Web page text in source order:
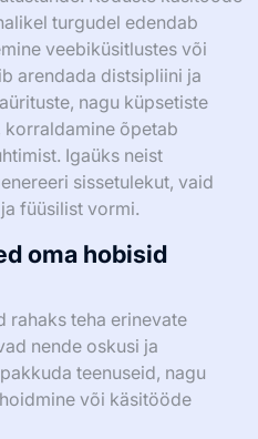
turgudel edendab
veebiküsitlustes või
arendada distsipliini ja
nagu küpsetiste
korraldamine õpetab
Igaüks neist
sissetulekut, vaid
füüsilist vormi.
oma hobisid
rahaks teha erinevate
nende oskusi ja
teenuseid, nagu
või käsitööde